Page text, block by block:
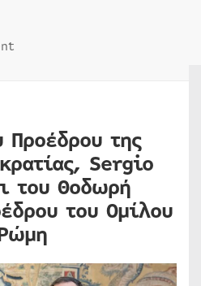
Προέδρου της
Sergio
του Θοδωρή
του Ομίλου